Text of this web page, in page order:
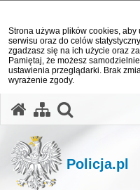
Strona używa plików cookies, aby
serwisu oraz do celów
zgadzasz się na ich użycie oraz
Pamiętaj, że możesz
ustawienia przeglądarki. Brak
wyrażenie zgody.
Policja.pl